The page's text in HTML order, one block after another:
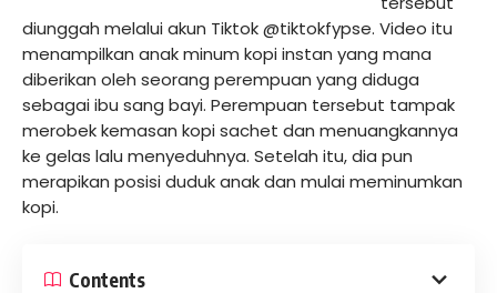
diunggah melalui akun Tiktok @tiktokfypse. Video itu
menampilkan anak minum kopi instan yang mana
diberikan oleh seorang perempuan yang diduga
sebagai ibu sang bayi. Perempuan tersebut tampak
merobek kemasan kopi sachet dan menuangkannya
ke gelas lalu menyeduhnya. Setelah itu, dia pun
merapikan posisi duduk anak dan mulai meminumkan
kopi.
Contents